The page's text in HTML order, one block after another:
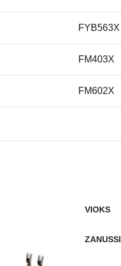
FYB563X
FM403X
FM602X
VIOKS
ZANUSSI